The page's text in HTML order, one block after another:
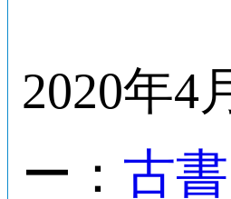
2020年4
ー： 古